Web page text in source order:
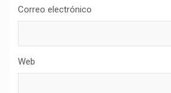
Correo electrónico
Web